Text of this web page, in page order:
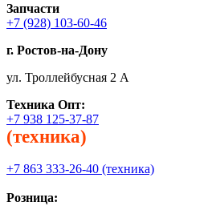
Запчасти
+7 (928) 103-60-46
г. Ростов-на-Дону
ул. Троллейбусная 2 А
Техника Опт:
+7 938 125-37-87
(техника)
+7 863 333-26-40 (техника)
Розница: